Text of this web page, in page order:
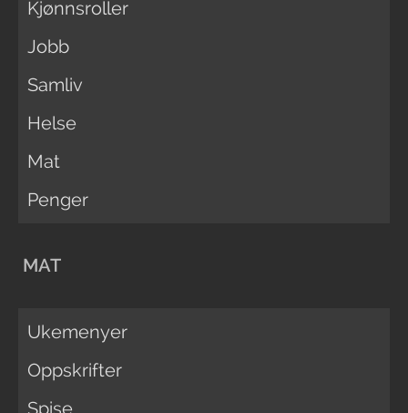
Kjønnsroller
Jobb
Samliv
Helse
Mat
Penger
MAT
Ukemenyer
Oppskrifter
Spise